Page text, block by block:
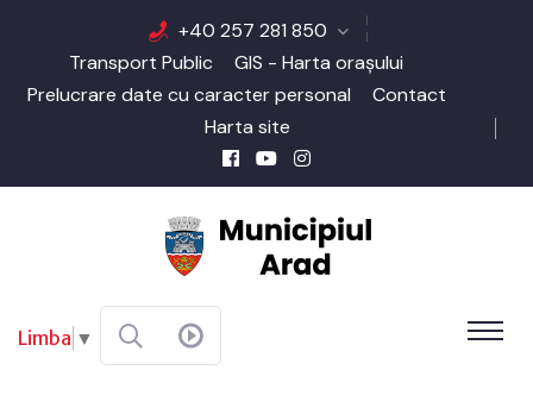
+40 257 281 850
Transport Public
GIS - Harta orașului
Prelucrare date cu caracter personal
Contact
Harta site
Limba ▼